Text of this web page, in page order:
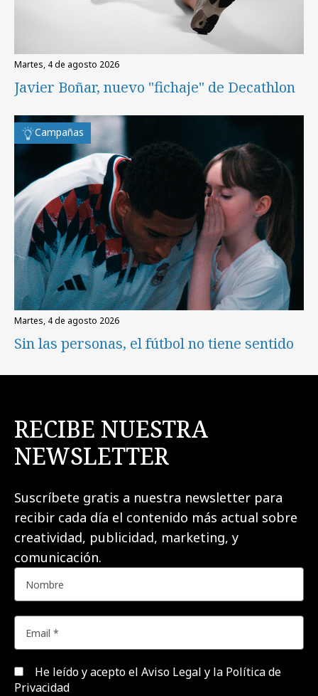
martes, 4 de agosto 2026
Javier Boñar, nuevo "fichaje" de Decathlon
Campañas
martes, 4 de agosto 2026
Sin las personas, el fútbol no tiene sentido
RECIBE NUESTRA
NEWSLETTER
Suscríbete gratis a nuestra newsletter para
recibir cada día el contenido más actual sobre
creatividad, publicidad, marketing, y
comunicación.
He leído y acepto el Aviso Legal y la Política de
Privacidad